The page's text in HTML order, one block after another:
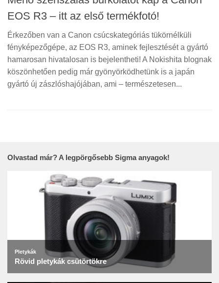
EOS R3 – itt az első termékfotó!
Érkezőben van a Canon csúcskategóriás tükörnélküli
fényképezőgépe, az EOS R3, aminek fejlesztését a gyártó
hamarosan hivatalosan is bejelentheti! A Nokishita blognak
köszönhetően pedig már gyönyörködhetünk is a japán
gyártó új zászlóshajójában, ami – természetesen...
Olvastad már? A legpörgősebb Sigma anyagok!